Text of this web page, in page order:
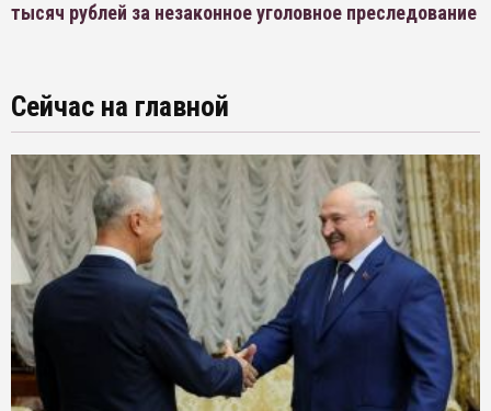
тысяч рублей за незаконное уголовное преследование
Сейчас на главной